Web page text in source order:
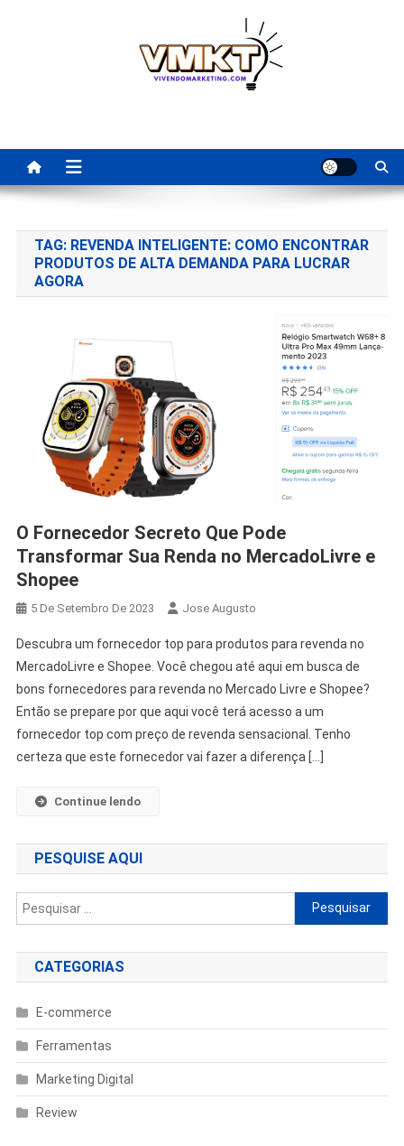
Para Revenda | Vivendo
Marketing
TAG: REVENDA INTELIGENTE: COMO ENCONTRAR
PRODUTOS DE ALTA DEMANDA PARA LUCRAR
AGORA
O Fornecedor Secreto Que Pode
Transformar Sua Renda no MercadoLivre e
Shopee
5 De Setembro De 2023 Jose Augusto
Descubra um fornecedor top para produtos para revenda no
MercadoLivre e Shopee. Você chegou até aqui em busca de
bons fornecedores para revenda no Mercado Livre e Shopee?
Então se prepare por que aqui você terá acesso a um
fornecedor top com preço de revenda sensacional. Tenho
certeza que este fornecedor vai fazer a diferença […]
Continue lendo
PESQUISE AQUI
Pesquisar
por:
CATEGORIAS
E-commerce
Ferramentas
Marketing Digital
Review